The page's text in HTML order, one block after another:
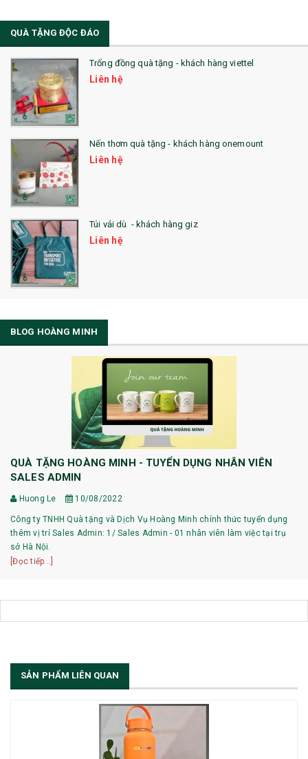
QUÀ TẶNG ĐỘC ĐÁO
Trống đồng quà tặng - khách hàng viettel
Liên hệ
Nến thơm quà tặng - khách hàng onemount
Liên hệ
Túi vải dù - khách hàng giz
Liên hệ
BLOG HOÀNG MINH
QUÀ TẶNG HOÀNG MINH - TUYỂN DỤNG NHÂN VIÊN
SALES ADMIN
Huong Le 10/08/2022
Công ty TNHH Quà tặng và Dịch Vụ Hoàng Minh chính thức tuyển dụng
thêm vị trí Sales Admin: 1/ Sales Admin - 01 nhân viên làm việc tại trụ
sở Hà Nội.
[Đọc tiếp...]
SẢN PHẨM LIÊN QUAN